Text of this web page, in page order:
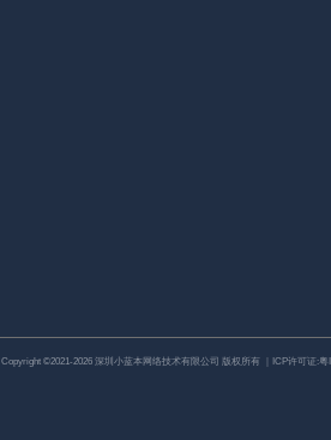
Copyright ©2021-2026 深圳小蓝本网络技术有限公司 版权所有 ｜ICP许可证:粤